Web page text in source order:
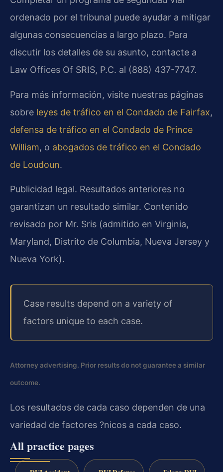
ordenado por el tribunal puede ayudar a mitigar
algunas consecuencias a largo plazo. Para
discutir los detalles de su asunto, contacte a
Law Offices Of SRIS, P.C. al (888) 437-7747.
Para más información, visite nuestras páginas
sobre leyes de tráfico en el Condado de Fairfax,
defensa de tráfico en el Condado de Prince
William, o abogados de tráfico en el Condado
de Loudoun.
Publicidad legal. Resultados anteriores no
garantizan un resultado similar. Contenido
revisado por Mr. Sris (admitido en Virginia,
Maryland, Distrito de Columbia, Nueva Jersey y
Nueva York).
Case results depend on a variety of
factors unique to each case.
Attorney advertising. Prior results do not guarantee a similar
outcome.
Los resultados de cada caso dependen de una
variedad de factores ?nicos a cada caso.
All practice pages